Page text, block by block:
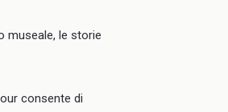
museale, le storie
consente di